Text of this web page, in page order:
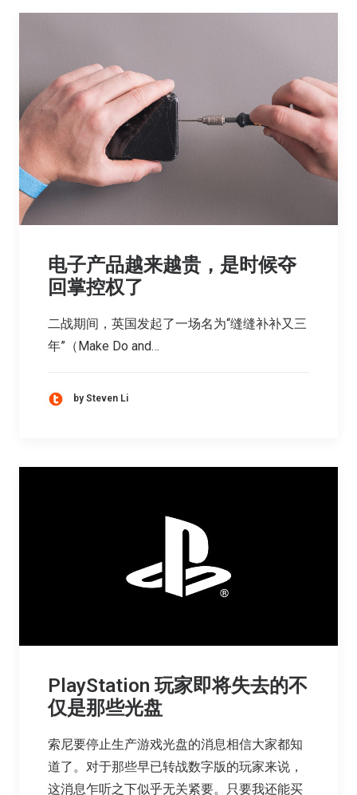
电子产品越来越贵，是时候夺
回掌控权了
二战期间，英国发起了一场名为“缝缝补补又三
年”（Make Do and…
by Steven Li
PlayStation 玩家即将失去的不
仅是那些光盘
索尼要停止生产游戏光盘的消息相信大家都知
道了。对于那些早已转战数字版的玩家来说，
这消息乍听之下似乎无关紧要。只要我还能买